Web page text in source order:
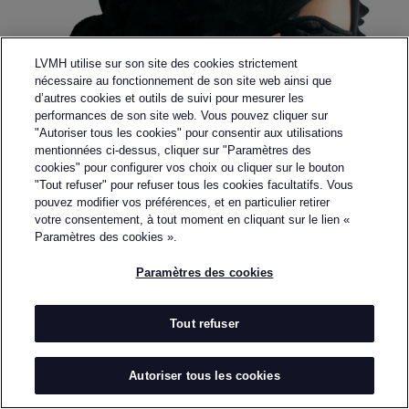
Retourner à la page précédente
MAZ MANUELA
ÁLVAREZ
MANUELA ÁLVAREZ
Manuela Álvarez is a Colombian fashion designer
and the founder of MAZ, a high-contemporary slow
fashion house where artisanal craftsmanship meets
architectural design, material research and cultural
LVMH utilise sur son site des cookies strictement
nécessaire au fonctionnement de son site web ainsi que
d’autres cookies et outils de suivi pour mesurer les
performances de son site web. Vous pouvez cliquer sur
"Autoriser tous les cookies" pour consentir aux utilisations
mentionnées ci-dessus, cliquer sur "Paramètres des
cookies" pour configurer vos choix ou cliquer sur le bouton
"Tout refuser" pour refuser tous les cookies facultatifs. Vous
pouvez modifier vos préférences, et en particulier retirer
votre consentement, à tout moment en cliquant sur le lien «
Paramètres des cookies ».
Paramètres des cookies
Tout refuser
Autoriser tous les cookies